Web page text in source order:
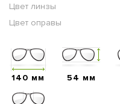
Цвет линзы
Цвет оправы
140 мм 54 мм